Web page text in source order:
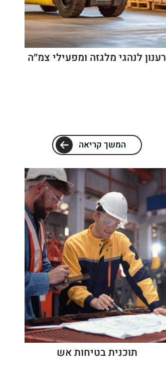
רענון לנהגי מלגזה ומפעילי צמ״ה
המשך קריאה
תוכנית בטיחות אש